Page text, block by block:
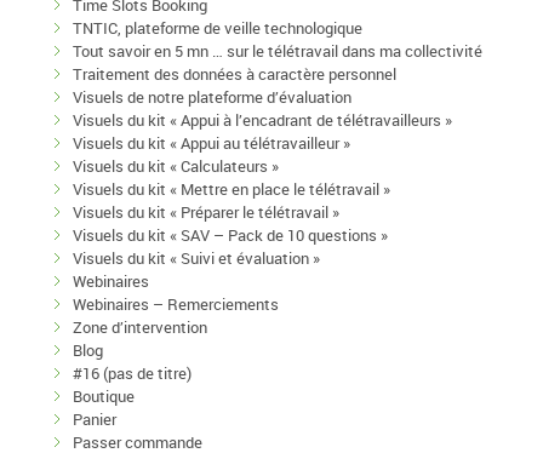
TNTIC, plateforme de veille technologique
Tout savoir en 5 mn … sur le télétravail dans ma collectivité
Traitement des données à caractère personnel
Visuels de notre plateforme d’évaluation
Visuels du kit « Appui à l’encadrant de télétravailleurs »
Visuels du kit « Appui au télétravailleur »
Visuels du kit « Calculateurs »
Visuels du kit « Mettre en place le télétravail »
Visuels du kit « Préparer le télétravail »
Visuels du kit « SAV – Pack de 10 questions »
Visuels du kit « Suivi et évaluation »
Webinaires
Webinaires – Remerciements
Zone d’intervention
Blog
#16 (pas de titre)
Boutique
Panier
Passer commande